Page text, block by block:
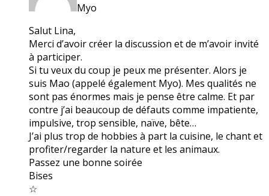
Myo
Salut Lina,
Merci d’avoir créer la discussion et de m’avoir invité
à participer.
Si tu veux du coup je peux me présenter. Alors je
suis Mao (appelé également Myo). Mes qualités ne
sont pas énormes mais je pense être calme. Et par
contre j’ai beaucoup de défauts comme impatiente,
impulsive, trop sensible, naïve, bête…
J’ai plus trop de hobbies à part la cuisine, le chant et
profiter/regarder la nature et les animaux.
Passez une bonne soirée
Bises
☆